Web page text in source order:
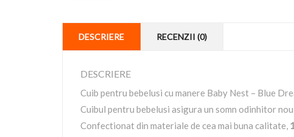
DESCRIERE RECENZII (0)
DESCRIERE
Cuib pentru bebelusi cu manere Baby Nest – Blue
Cuibul pentru bebelusi asigura un somn odinhitor
Confectionat din materiale de cea mai buna calitate,